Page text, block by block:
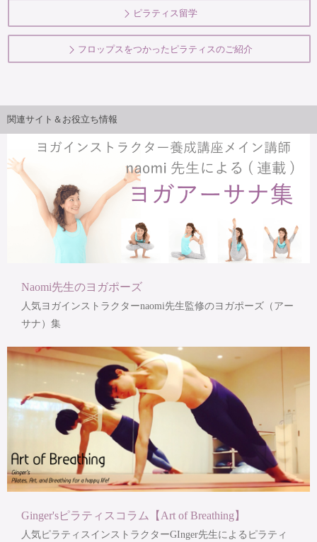
ピラティス留学
フロップスをつかったピラティスのご紹介
関連サイト＆お役立ち情報
Naomi先生のヨガポーズ
人気ヨガインストラクターnaomi先生監修のヨガポーズ（アー
サナ）集
Ginger'sピラティスコラム【Art of Breathing】
人気ピラティスインストラクターGInger先生によるピラティ